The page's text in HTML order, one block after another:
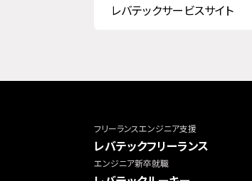
レバテックサービスサイト
フリーランスエンジニア支援
レバテックフリーランス
エンジニア新卒就職